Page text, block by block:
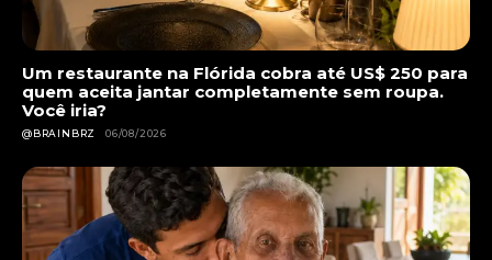
Um restaurante na Flórida cobra até US$ 250 para
quem aceita jantar completamente sem roupa.
Você iria?
@BRAINBRZ 06/08/2026